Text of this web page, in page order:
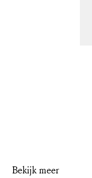
Bekijk meer